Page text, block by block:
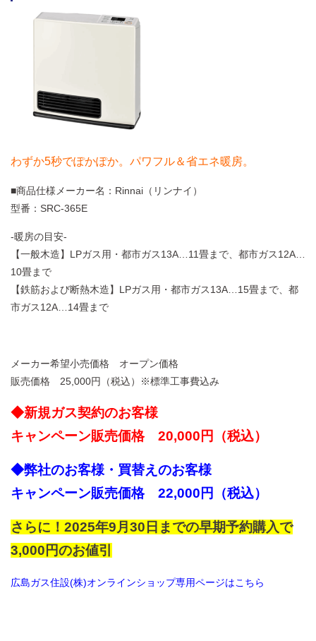
わずか5秒でぽかぽか。 パワフル＆省エネ暖房。
■商品仕様メーカー名：Rinnai（リンナイ）
型番：SRC-365E
-暖房の目安-
【一般木造】LPガス用・都市ガス13A…11畳まで、都市ガス12A…
10畳まで
【鉄筋および断熱木造】LPガス用・都市ガス13A…15畳まで、都
市ガス12A…14畳まで
メーカー希望小売価格 オープン価格
販売価格 25,000円（税込）※標準工事費込み
◆新規ガス契約のお客様
キャンペーン販売価格 20,000円（税込）
◆弊社のお客様・買替えのお客様
キャンペーン販売価格 22,000円（税込）
さらに！2025年9月30日までの早期予約購入で
3,000円のお値引
広島ガス住設(株)オンラインショップ専用ページはこちら